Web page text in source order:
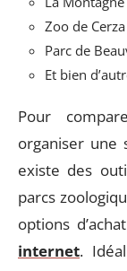
Zoo de Cerza
Parc de
Et bien
Pour
organiser une
existe des
parcs
options
internet.